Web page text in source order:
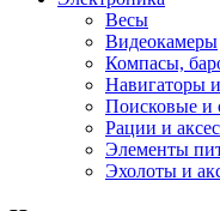
Весы
Видеокамеры
Компасы,
Навигаторы
Поисковые и
Рации и
Элементы
Эхолоты и